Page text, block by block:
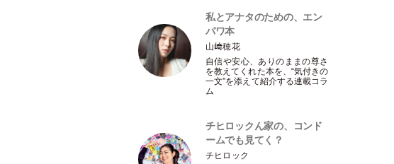
私とアナタのための、エン
パワ本
山﨑穂花
自信や安心、ありのままの尊さ
を教えてくれた本を、“気付きの
一文”を添えて紹介する連載コラ
ム
チヒロックん家の、コンド
ームでも見てく？
チヒロック